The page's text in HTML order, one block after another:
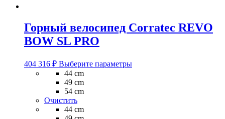
Горный велосипед Corratec REVO
BOW SL PRO
404 316 ₽ Выберите параметрыЭтот
44 cm
49 cm
54 cm
Очистить
44 cm